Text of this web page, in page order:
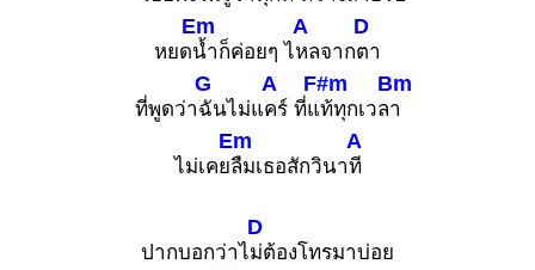
หยด
Em
น้ำก็ค่อยๆ ไ
A
หลจาก
D
ตา
ที่พูดว่า
G
ฉันไม่แ
A
คร์ ที่แ
F#m
ท้ทุกเวล
Bm
า
ไม่เคย
Em
ลืมเธอสักวินา
A
ที
ปากบอกว่าไ
D
ม่ต้องโทรมาบ่อย